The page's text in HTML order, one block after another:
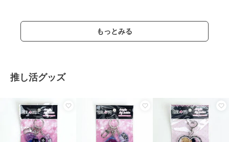
もっとみる
推し活グッズ